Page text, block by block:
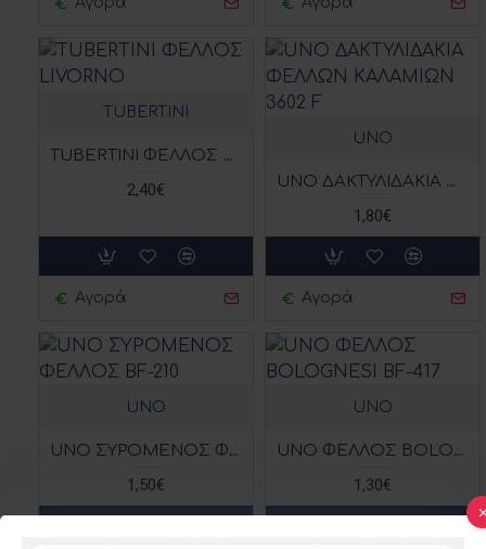
TUBERTINI
TUBERTINI ΦΕΛΛΟΣ LIVORNO
2,40€
Αγορά
UNO
UNO ΔΑΚΤΥΛΙΔΑΚΙΑ ΦΕΛΛΩΝ ΚΑΛΑΜΙΩΝ 3602 F
1,80€
Αγορά
UNO
UNO ΣΥΡΟΜΕΝΟΣ ΦΕΛΛΟΣ BF-210
1,50€
UNO
UNO ΦΕΛΛΟΣ BOLOGNESI BF-417
1,30€